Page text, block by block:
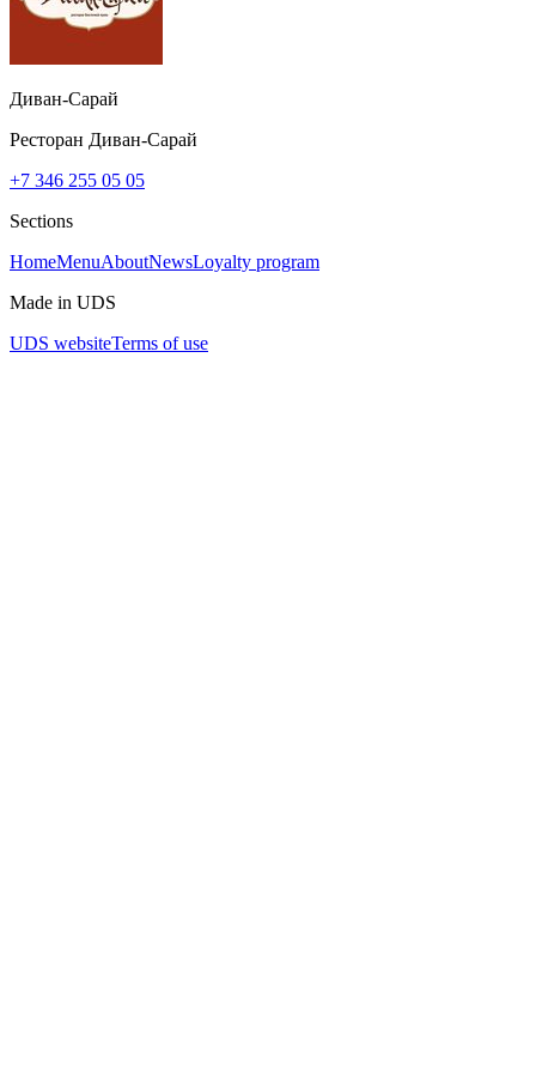
Диван-Сарай
Ресторан Диван-Сарай
+7 346 255 05 05
Sections
HomeMenuAboutNewsLoyalty program
Made in UDS
UDS websiteTerms of use